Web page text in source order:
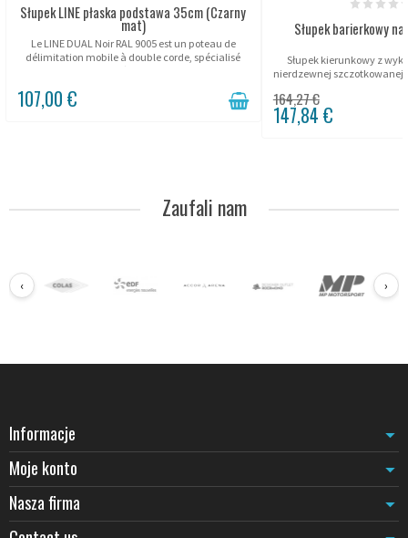
Słupek LINE płaska podstawa 35cm (Czarny
mat)
Le LINE DUAL Noir RAL 9005 est un poteau de
délimitation mobile à double corde, spécialisé
dans le contrôle d'accès et la gestion des flux lors
107,00 €
Słupek barierkowy
Słupek kierunkowy z
nierdzewnej szczotkowanej,
164,27 €
147,84 €
Zaufali nam
‹ ›
Informacje
Moje konto
Nasza firma